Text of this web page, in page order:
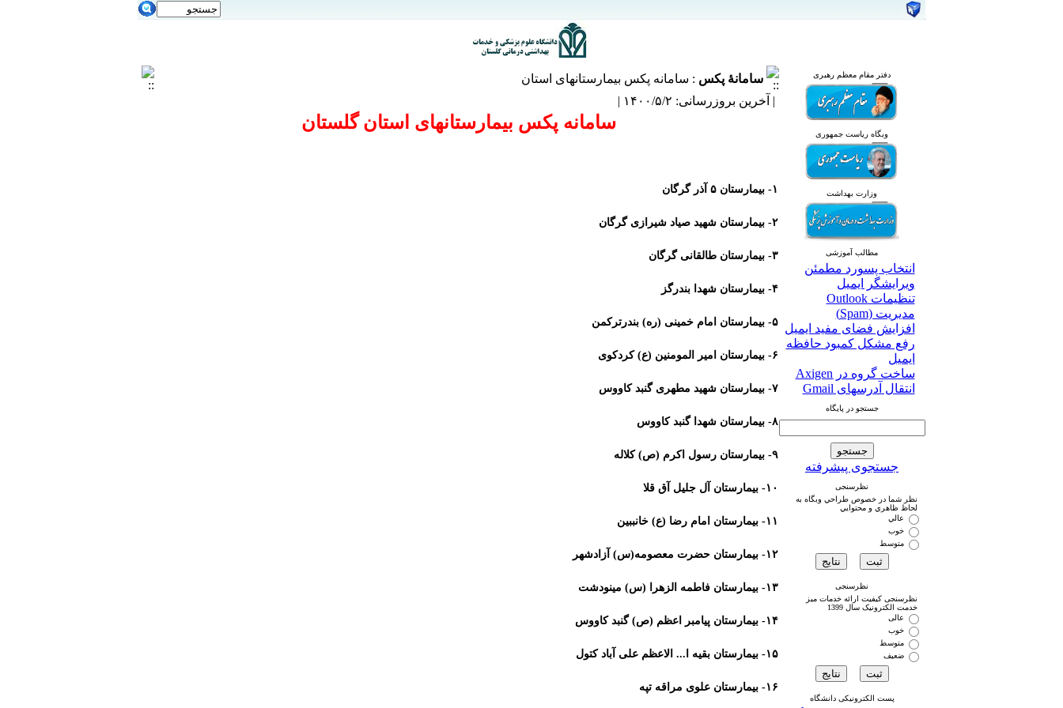
دفتر مقام معظم رهبری
وبگاه ریاست جمهوری
وزارت بهداشت
مطالب آموزشی
انتخاب پسورد مطمئن
ویرایشگر ایمیل
تنظیمات Outlook
مدیریت (Spam)
افزایش فضای مفید ایمیل
رفع مشکل کمبود حافظه
ایمیل
ساخت گروه در Axigen
انتقال آدرسهای Gmail
جستجو در پایگاه
جستجوی پیشرفته
نظرسنجی
نظر شما در خصوص طراحي وبگاه به
لحاظ ظاهري و محتوايي
عالي
خوب
متوسط
نظرسنجی
نظرسنجی کیفیت ارائه خدمات میز
خدمت الکترونیک سال 1399
عالی
خوب
متوسط
ضعیف
پست الکترونیکی دانشگاه
سامانۀ پکس : سامانه پکس بیمارستانهای استان
| آخرین بروزرسانی: ۱۴۰۰/۵/۲ |
سامانه پکس بیمارستانهای استان گلستان
۱- بیمارستان ۵ آذر گرگان
۲- بیمارستان شهید صیاد شیرازی گرگان
۳- بیمارستان طالقانی گرگان
۴- بیمارستان شهدا بندرگز
۵- بیمارستان امام خمینی (ره) بندرترکمن
۶- بیمارستان امیر المومنین (ع) کردکوی
۷- بیمارستان شهید مطهری گنبد کاووس
۸- بیمارستان شهدا گنبد کاووس
۹- بیمارستان رسول اکرم (ص) کلاله
۱۰- بیمارستان آل جلیل آق قلا
۱۱- بیمارستان امام رضا (ع) خانببین
۱۲- بیمارستان حضرت معصومه(س) آزادشهر
۱۳- بیمارستان فاطمه الزهرا (س) مینودشت
۱۴- بیمارستان پیامبر اعظم (ص) گنبد کاووس
۱۵- بیمارستان بقیه ا... الاعظم علی آباد کتول
۱۶- بیمارستان علوی مراقه تپه